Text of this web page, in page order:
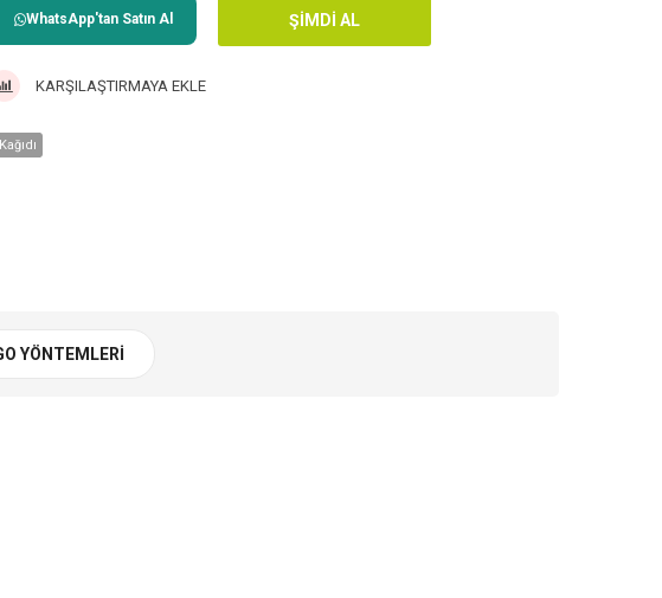
WhatsApp'tan Satın Al
KARŞILAŞTIRMAYA EKLE
Kağıdı
YÖNTEMLERI